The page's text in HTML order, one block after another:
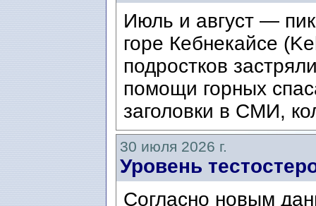
Июль и август — пик
горе Кебнекайсе
подростков
помощи горных
заголовки в СМИ,
30 июля 2026 г.
Уровень
Согласно новым